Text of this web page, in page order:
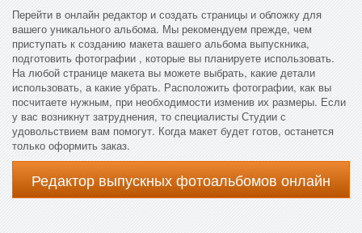
Перейти в онлайн редактор и создать страницы и обложку для
вашего уникального альбома. Мы рекомендуем прежде, чем
приступать к созданию макета вашего альбома выпускника,
подготовить фотографии , которые вы планируете использовать.
На любой странице макета вы можете выбрать, какие детали
использовать, а какие убрать. Расположить фотографии, как вы
посчитаете нужным, при необходимости изменив их размеры. Если
у вас возникнут затруднения, то специалисты Студии с
удовольствием вам помогут. Когда макет будет готов, останется
только оформить заказ.
Редактор выпускных фотоальбомов онлайн